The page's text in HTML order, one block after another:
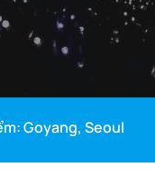
Goyang, Seoul